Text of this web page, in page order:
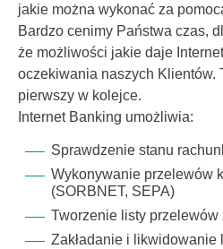
jakie można wykonać za
Bardzo cenimy Państwa czas,
że możliwości jakie daje
oczekiwania naszych Klientów.
pierwszy w kolejce.
Internet Banking umożliwia:
Sprawdzenie stanu
Wykonywanie przelewów
(SORBNET, SEPA)
Tworzenie listy przelewów
Zakładanie i likwidowanie